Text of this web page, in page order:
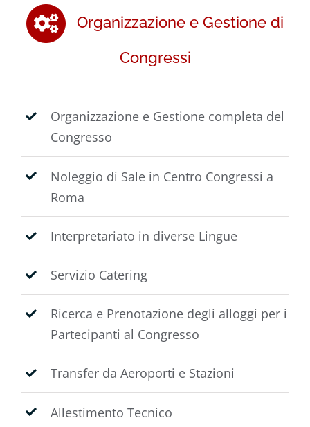
Organizzazione e Gestione di
Congressi
Organizzazione e Gestione completa del
Congresso
Noleggio di Sale in Centro Congressi a
Roma
Interpretariato in diverse Lingue
Servizio Catering
Ricerca e Prenotazione degli alloggi per i
Partecipanti al Congresso
Transfer da Aeroporti e Stazioni
Allestimento Tecnico